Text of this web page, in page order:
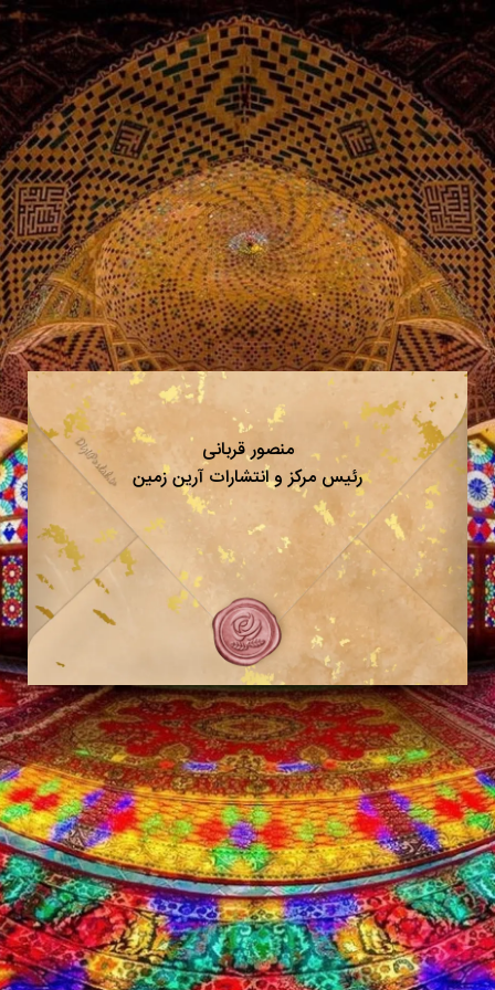
منصور قربانی
رئیس مرکز و انتشارات آرین زمین